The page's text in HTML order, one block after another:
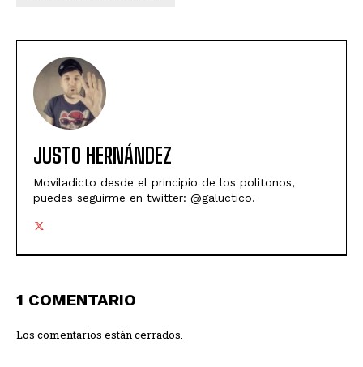
JUSTO HERNÁNDEZ
Moviladicto desde el principio de los politonos,
puedes seguirme en twitter: @galuctico.
1 COMENTARIO
Los comentarios están cerrados.